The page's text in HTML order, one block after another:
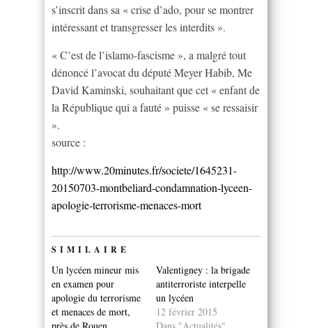
s’inscrit dans sa « crise d’ado, pour se montrer
intéressant et transgresser les interdits ».
« C’est de l’islamo-fascisme », a malgré tout
dénoncé l’avocat du député Meyer Habib, Me
David Kaminski, souhaitant que cet « enfant de
la République qui a fauté » puisse « se ressaisir
».
source :
http://www.20minutes.fr/societe/1645231-
20150703-montbeliard-condamnation-lyceen-
apologie-terrorisme-menaces-mort
SIMILAIRE
Un lycéen mineur mis
en examen pour
apologie du terrorisme
et menaces de mort,
Valentigney : la brigade
antiterroriste interpelle
un lycéen
12 février 2015